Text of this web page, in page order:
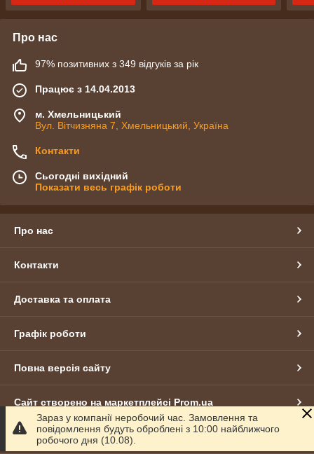
Про нас
97% позитивних з 349 відгуків за рік
Працює з 14.04.2013
м. Хмельницький
Вул. Вітчизняна 7, Хмельницький, Україна
Контакти
Сьогодні вихідний
Показати весь графік роботи
Про нас
Контакти
Доставка та оплата
Графік роботи
Повна версія сайту
Сайт створено на маркетплейсі Prom.ua
Політика конфіденційності
Зараз у компанії неробочий час. Замовлення та
повідомлення будуть оброблені з 10:00 найближчого
робочого дня (10.08).